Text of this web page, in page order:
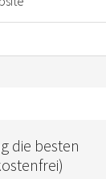
die besten